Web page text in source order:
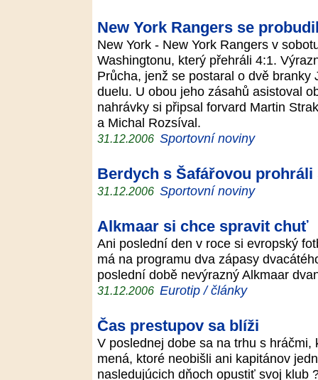
New York Rangers se
New York - New York Rangers v
Washingtonu, který přehráli 4:1.
Průcha, jenž se postaral o dvě
duelu. U obou jeho zásahů asistoval
nahrávky si připsal forvard Martin
a Michal Rozsíval.
31.12.2006 Sportovní noviny
Berdych s Šafářovou prohráli
31.12.2006 Sportovní noviny
Alkmaar si chce spravit chuť
Ani poslední den v roce si evropský
má na programu dva zápasy
poslední době nevýrazný Alkmaar
31.12.2006 Eurotip / články
Čas prestupov sa blíži
V poslednej dobe sa na trhu s
mená, ktoré neobišli ani kapitánov
nasledujúcich dňoch opustiť svoj klub